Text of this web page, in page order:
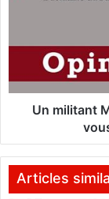
s
n
P
P
B
Un militant
Articles